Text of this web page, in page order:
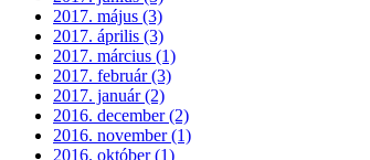
2017. május (3)
2017. április (3)
2017. március (1)
2017. február (3)
2017. január (2)
2016. december (2)
2016. november (1)
2016. október (1)